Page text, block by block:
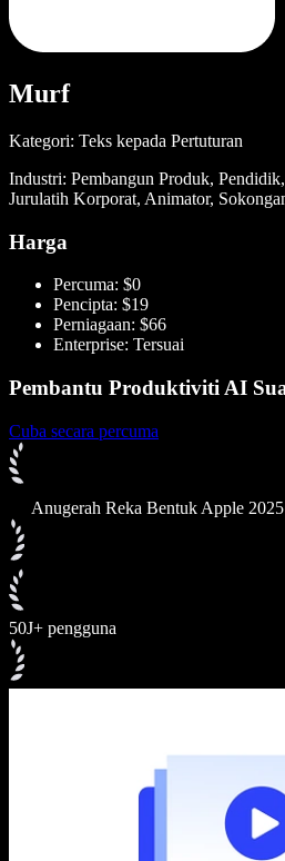
Murf
Kategori: Teks kepada Pertuturan
Industri: Pembangun Produk,
Jurulatih Korporat, Animator,
Harga
Percuma: $0
Pencipta: $19
Perniagaan: $66
Enterprise: Tersuai
Pembantu Produktiviti AI
Cuba secara percuma
Anugerah Reka Bentuk Apple 2025
50J+ pengguna